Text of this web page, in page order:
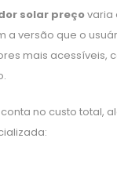
solar preçovaria
a versão que o
mais acessíveis,
no custo total,